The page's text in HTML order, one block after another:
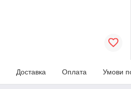
Доставка Оплата Умови